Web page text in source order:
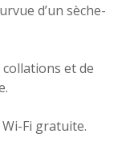
d’un sèche-
et de
Fi gratuite.